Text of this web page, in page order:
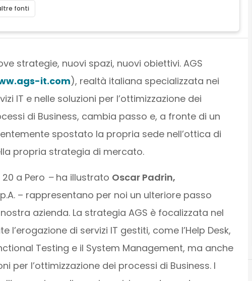
fonti
strategie, nuovi spazi, nuovi obiettivi. AGS
it.com), realtà italiana specializzata nei
IT e nelle soluzioni per l’ottimizzazione dei
di Business, cambia passo e, a fronte di un
spostato la propria sede nell’ottica di
propria strategia di mercato.
a Pero – ha illustrato Oscar Padrin,
– rappresentano per noi un ulteriore passo
azienda. La strategia AGS è focalizzata nel
di servizi IT gestiti, come l’Help Desk,
Testing e il System Management, ma anche
per l’ottimizzazione dei processi di Business. I